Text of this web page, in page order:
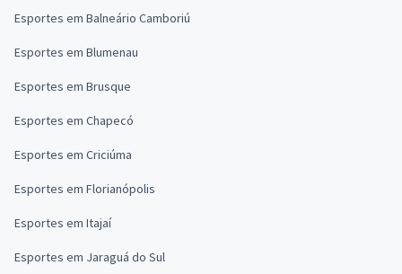
Esportes em Balneário Camboriú
Esportes em Blumenau
Esportes em Brusque
Esportes em Chapecó
Esportes em Criciúma
Esportes em Florianópolis
Esportes em Itajaí
Esportes em Jaraguá do Sul